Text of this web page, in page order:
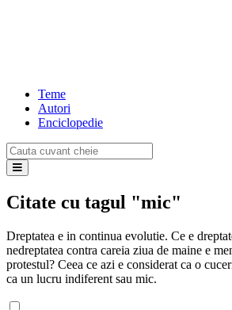
Teme
Autori
Enciclopedie
Citate cu tagul "mic"
Dreptatea e in continua evolutie. Ce e
nedreptatea contra careia ziua de maine e
protestul? Ceea ce azi e considerat ca o
ca un lucru indiferent sau mic.